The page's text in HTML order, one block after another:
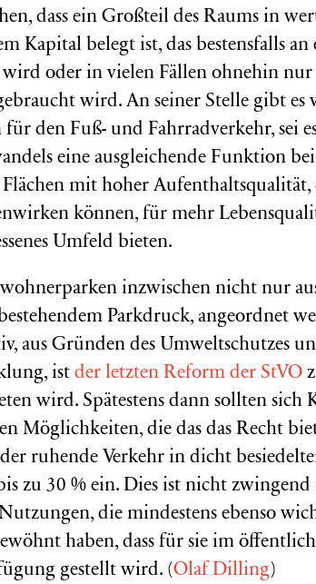
dass ein Großteil des Raums in
Kapital belegt ist, das bestensfalls
wird oder in vielen Fällen ohnehin nur
wird. An seiner Stelle gibt es
für den Fuß- und Fahrradverkehr, sei
eine ausgleichende Funktion
Flächen mit hoher
können, für mehr
Umfeld bieten.
inzwischen nicht nur
Parkdruck, angeordnet
aus Gründen des Umweltschutzes
ist der letzten Reform der StVO
wird. Spätestens dann sollten sich
Möglichkeiten, die das das Recht
ruhende Verkehr in dicht
zu 30 % ein. Dies ist nicht
die mindestens ebenso
haben, dass für sie im
gestellt wird. (Olaf Dilling)